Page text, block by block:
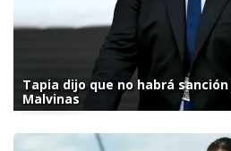
Tapia dijo que no habrá
Malvinas